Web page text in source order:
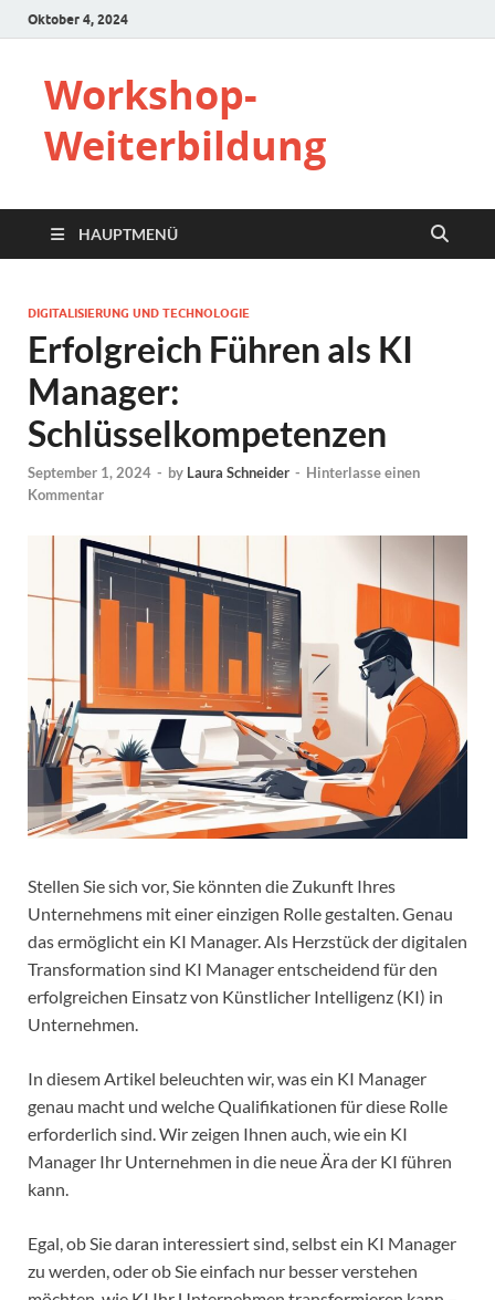
Oktober 4, 2024
Workshop-
Weiterbildung
HAUPTMENÜ
DIGITALISIERUNG UND TECHNOLOGIE
Erfolgreich Führen als KI
Manager:
Schlüsselkompetenzen
September 1, 2024 - by Laura Schneider - Hinterlasse einen
Kommentar
Stellen Sie sich vor, Sie könnten die Zukunft Ihres
Unternehmens mit einer einzigen Rolle gestalten. Genau
das ermöglicht ein KI Manager. Als Herzstück der digitalen
Transformation sind KI Manager entscheidend für den
erfolgreichen Einsatz von Künstlicher Intelligenz (KI) in
Unternehmen.
In diesem Artikel beleuchten wir, was ein KI Manager
genau macht und welche Qualifikationen für diese Rolle
erforderlich sind. Wir zeigen Ihnen auch, wie ein KI
Manager Ihr Unternehmen in die neue Ära der KI führen
kann.
Egal, ob Sie daran interessiert sind, selbst ein KI Manager
zu werden, oder ob Sie einfach nur besser verstehen